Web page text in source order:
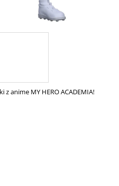
anime MY HERO ACADEMIA!